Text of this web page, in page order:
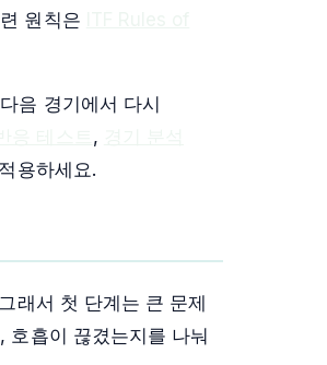
원칙은
음 경기에서 다시
,
용하세요.
래서 첫 단계는 큰 문제
호흡이 끊겼는지를 나눠